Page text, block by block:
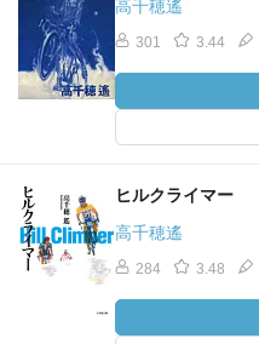
高千穂遙
301 3.44
ヒルクライマー
高千穂遙
284 3.48